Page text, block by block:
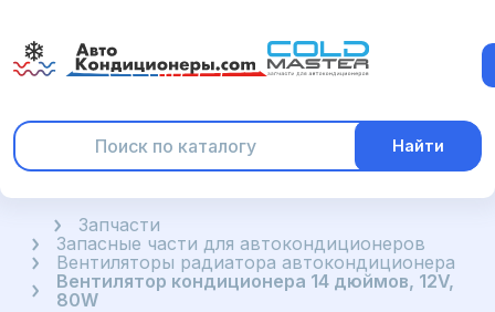
Найти
ГлавнаяЗапчасти
Запасные части для автокондиционеров
Вентиляторы радиатора автокондиционера
Вентилятор кондиционера 14 дюймов, 12V,
80W